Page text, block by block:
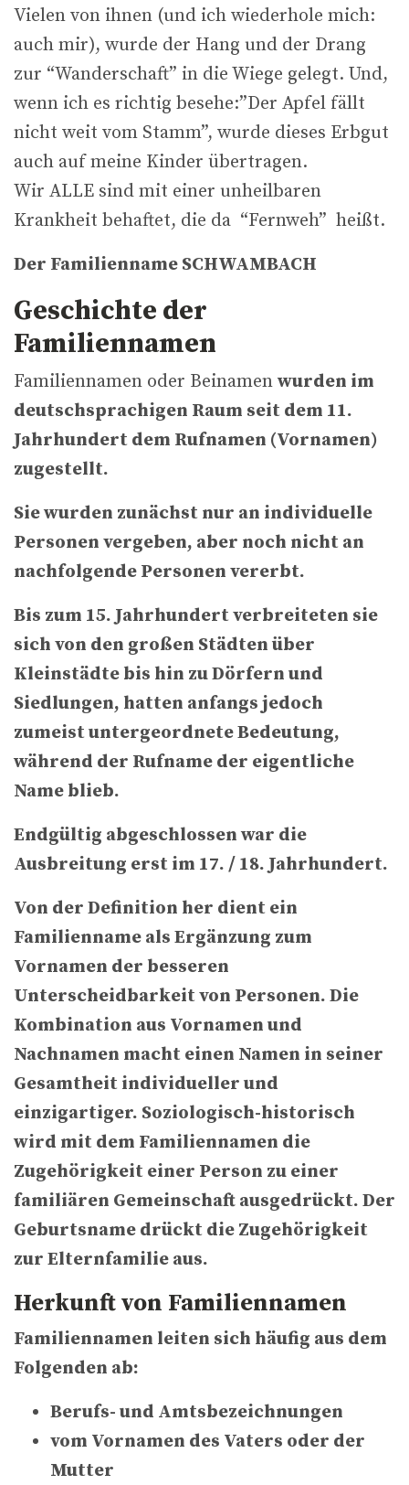
Vielen von ihnen (und ich wiederhole mich:
auch mir), wurde der Hang und der Drang
zur “Wanderschaft” in die Wiege gelegt. Und,
wenn ich es richtig besehe:”Der Apfel fällt
nicht weit vom Stamm”, wurde dieses Erbgut
auch auf meine Kinder übertragen.
Wir ALLE sind mit einer unheilbaren
Krankheit behaftet, die da “Fernweh” heißt.
Der Familienname SCHWAMBACH
Geschichte der
Familiennamen
Familiennamen oder Beinamen wurden im
deutschsprachigen Raum seit dem 11.
Jahrhundert dem Rufnamen (Vornamen)
zugestellt.
Sie wurden zunächst nur an individuelle
Personen vergeben, aber noch nicht an
nachfolgende Personen vererbt.
Bis zum 15. Jahrhundert verbreiteten sie
sich von den großen Städten über
Kleinstädte bis hin zu Dörfern und
Siedlungen, hatten anfangs jedoch
zumeist untergeordnete Bedeutung,
während der Rufname der eigentliche
Name blieb.
Endgültig abgeschlossen war die
Ausbreitung erst im 17. / 18. Jahrhundert.
Von der Definition her dient ein
Familienname als Ergänzung zum
Vornamen der besseren
Unterscheidbarkeit von Personen. Die
Kombination aus Vornamen und
Nachnamen macht einen Namen in seiner
Gesamtheit individueller und
einzigartiger. Soziologisch-historisch
wird mit dem Familiennamen die
Zugehörigkeit einer Person zu einer
familiären Gemeinschaft ausgedrückt. Der
Geburtsname drückt die Zugehörigkeit
zur Elternfamilie aus.
Herkunft von Familiennamen
Familiennamen leiten sich häufig aus dem
Folgenden ab:
Berufs- und Amtsbezeichnungen
vom Vornamen des Vaters oder der
Mutter